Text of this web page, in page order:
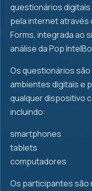
questionários
pela internet através
Forms, integrada ao
análise da Pop
Os questionários
ambientes digitais e
qualquer dispositivo
incluindo:
smartphones
tablets
computadores
Os participantes